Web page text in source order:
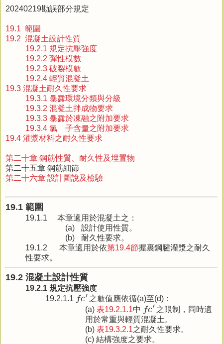
20240219勘誤部分規定
19.1 範圍
19.2 混凝土設計性質
19.2.1 規定抗壓強度
19.2.2 彈性模數
19.2.3 破裂模數
19.2.4 輕質混凝土
19.3 混凝土耐久性要求
19.3.1 暴露環境分類與分級
19.3.2 混凝土拌成物要求
19.3.3 暴露於凍融之附加要求
19.3.4 氯離子含量之附加要求
19.4 灌漿材料之耐久性要求
第二十章 鋼筋性質、耐久性及埋置物
第二十五章 鋼筋細節
第二十六章 設計圖說及檢驗
19.1 範圍
19.1.1
本章適用於混凝土之：
(a)
設計使用性質。
(b)
耐久性要求。
19.1.2
本章適用於依第19.4節握裹鋼腱灌漿之耐久
性要求。
19.2 混凝土設計性質
19.2.1 規定抗壓強度
19.2.1.1 fc′
fc′ 之數值應依循(a)至(d)：
(a) 表19.2.1.1中 fc′
fc′ 之限制，同時適
用於常重與輕質混凝土。
(b) 表19.3.2.1之耐久性要求。
(c) 結構強度之要求。